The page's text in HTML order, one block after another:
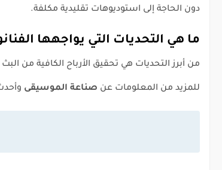
دون الحاجة إلى استوديوهات تقليدية مكلفة.
ما هي التحديات التي يواجهها
من أبرز التحديات هي تحقيق الأرباح الكافية من
للمزيد من المعلومات عن صناعة الموسيقى